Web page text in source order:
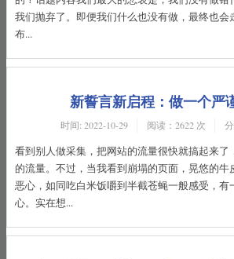
我们抛弃了。即便我们什么也没有做，最终也会
布...
新誓言新启程：做一个严
时间: 2022-10-29 阅读：2622 次
看到别人做采集，把网站的流量很快就搞起来了
的流量。不过，当我看到崩塌的页面，晃悠的牛
恶心，如同吃白米饭嚼到半截苍蝇一般感受，有
心。实在想...